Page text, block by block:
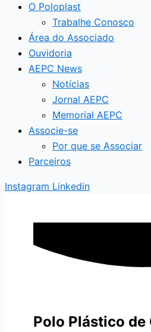
O Poloplast
Trabalhe Conosco
Área do Associado
Ouvidoria
AEPC News
Notícias
Jornal AEPC
Memorial AEPC
Associe-se
Por que se Associar
Parceiros
Instagram Linkedin
Polo Plástico de